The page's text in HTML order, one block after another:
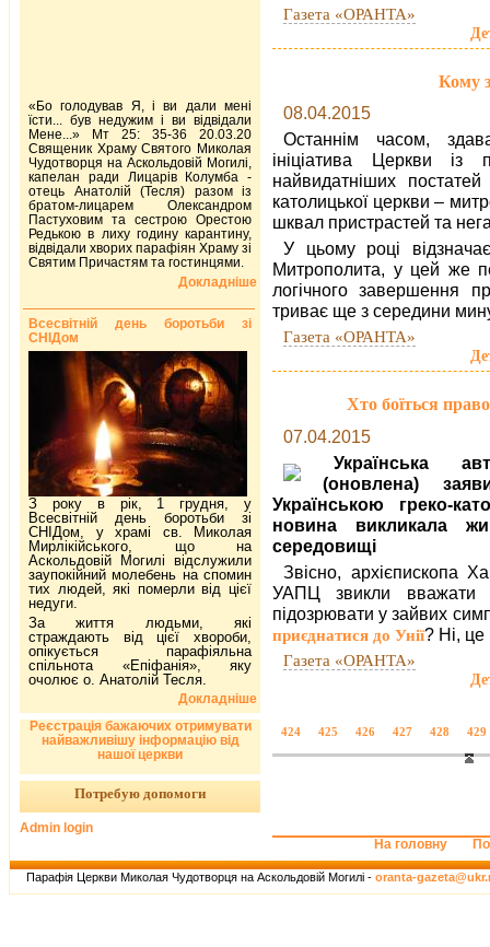
Газета «ОРАНТА»
Кому
08.04.2015
Останнім часом,
ініціатива Церкви із
найвидатніших постатей
католицької церкви –
шквал пристрастей та
У цьому році
Митрополита, у цей же
логічного завершення
триває ще з середини
Газета «ОРАНТА»
Хто боїться
07.04.2015
Українська
(оновлена)
Українською греко-
новина викликала
середовищі
Звісно, архієпископа
УАПЦ звикли вважати
підозрювати у зайвих
приєднатися до Унії? Ні, це
Газета «ОРАНТА»
424 425 426 427 428 429
«Бо голодував Я, і ви дали мені
їсти... був недужим і ви відвідали
Мене...» Мт 25: 35-36 20.03.20
Священик Храму Святого Миколая
Чудотворця на Аскольдовій Могилі,
капелан ради Лицарів Колумба -
отець Анатолій (Тесля) разом із
братом-лицарем Олександром
Пастуховим та сестрою Орестою
Редькою в лиху годину карантину,
відвідали хворих парафіян Храму зі
Святим Причастям та гостинцями.
Докладніше
Всесвітній день боротьби зі
СНІДом
З року в рік, 1 грудня, у
Всесвітній день боротьби зі
СНІДом, у храмі св. Миколая
Мирлікійського, що на
Аскольдовій Могилі відслужили
заупокійний молебень на спомин
тих людей, які померли від цієї
недуги.
За життя людьми, які
страждають від цієї хвороби,
опікується парафіяльна
спільнота «Епіфанія», яку
очолює о. Анатолій Тесля.
Докладніше
Реєстрація бажаючих отримувати
найважливішу інформацію від
нашої церкви
Потребую допомоги
Admin login
На головну
Парафія Церкви Миколая Чудотворця на Аскольдовій Могилі - oranta-